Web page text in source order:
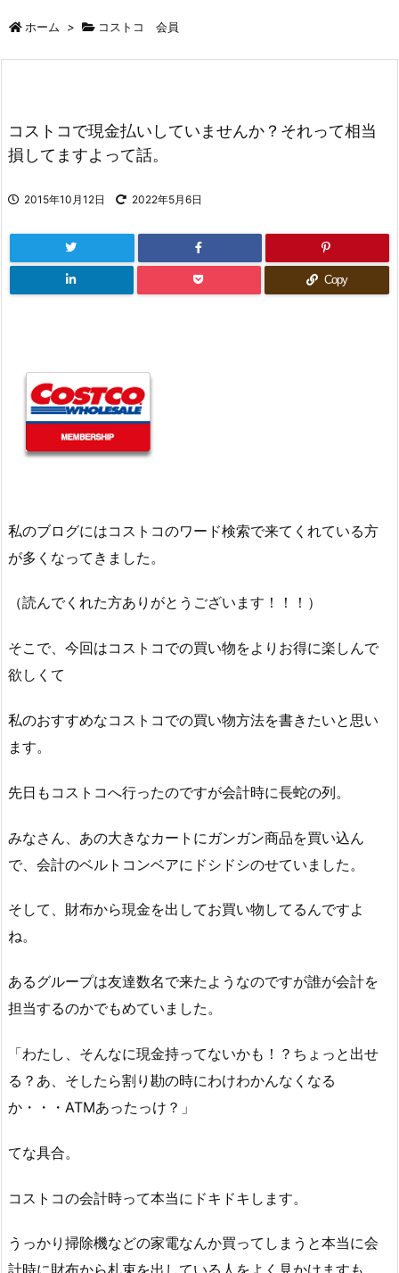
ホーム > コストコ 会員
コストコで現金払いしていませんか？それって相当
損してますよって話。
2015年10月12日 2022年5月6日
Copy
私のブログにはコストコのワード検索で来てくれている方
が多くなってきました。
（読んでくれた方ありがとうございます！！！）
そこで、今回はコストコでの買い物をよりお得に楽しんで
欲しくて
私のおすすめなコストコでの買い物方法を書きたいと思い
ます。
先日もコストコへ行ったのですが会計時に長蛇の列。
みなさん、あの大きなカートにガンガン商品を買い込ん
で、会計のベルトコンベアにドシドシのせていました。
そして、財布から現金を出してお買い物してるんですよ
ね。
あるグループは友達数名で来たようなのですが誰が会計を
担当するのかでもめていました。
「わたし、そんなに現金持ってないかも！？ちょっと出せ
る？あ、そしたら割り勘の時にわけわかんなくなる
か・・・ATMあったっけ？」
てな具合。
コストコの会計時って本当にドキドキします。
うっかり掃除機などの家電なんか買ってしまうと本当に会